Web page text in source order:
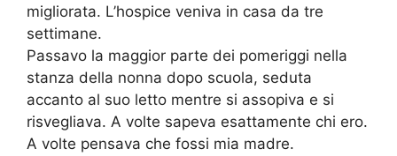
migliorata. L’hospice veniva in casa da tre
settimane.
Passavo la maggior parte dei pomeriggi nella
stanza della nonna dopo scuola, seduta
accanto al suo letto mentre si assopiva e si
risvegliava. A volte sapeva esattamente chi ero.
A volte pensava che fossi mia madre.